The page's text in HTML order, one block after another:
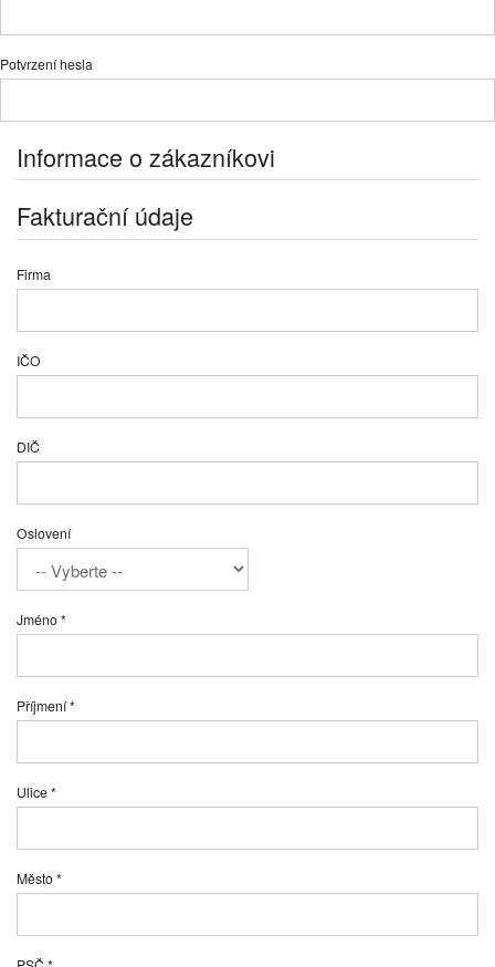
Potvrzení hesla
Informace o zákazníkovi
Fakturační údaje
Firma
IČO
DIČ
Oslovení
Jméno *
Příjmení *
Ulice *
Město *